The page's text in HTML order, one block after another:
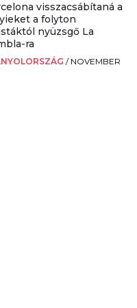
visszacsábítaná a
a folyton
nyüzsgő La
ra
/ NOVEMBER